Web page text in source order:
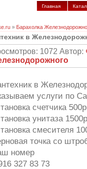
Главная
» Барахолка
в
1072 Автор:
в
услуги по
счетчика 500р
унитаза 1500р
смесителя
точка со
номер
327 83 73